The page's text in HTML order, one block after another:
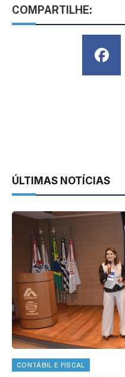
COMPARTILHE:
ÚLTIMAS NOTÍCIAS
CONTÁBIL E FISCAL